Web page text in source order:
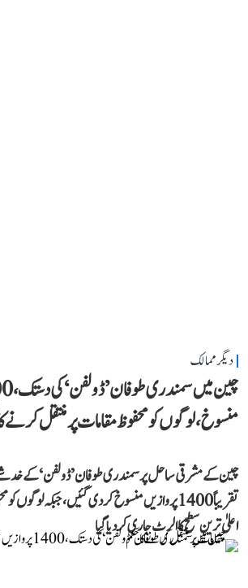
دیگر ممالک
منسوخ، لوگوں کو محفوظ مقامات پر منتقل کرنے
چین کے مشرقی ساحل پر سمندری طوفان ’ڈولفن‘ کے
تقریباً 1400 پروازیں منسوخ کر دی گئیں، جبکہ لوگوں
اعلیٰ ترین سطح کا الرٹ جاری کر دیا گیا